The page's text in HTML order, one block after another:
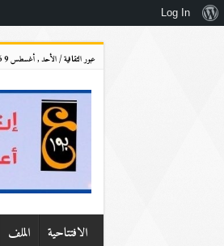
عبور الثقافية / الأحد , أغسطس 9 2026
الافتتاحية الملف
نبذةLog In